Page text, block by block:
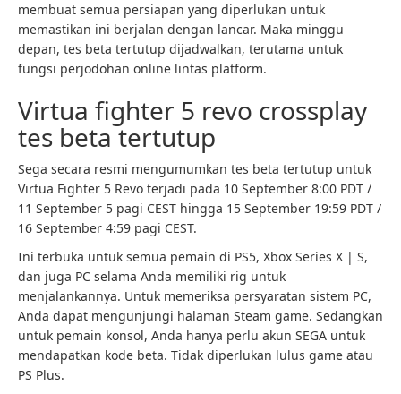
membuat semua persiapan yang diperlukan untuk
memastikan ini berjalan dengan lancar. Maka minggu
depan, tes beta tertutup dijadwalkan, terutama untuk
fungsi perjodohan online lintas platform.
Virtua fighter 5 revo crossplay
tes beta tertutup
Sega secara resmi mengumumkan tes beta tertutup untuk
Virtua Fighter 5 Revo terjadi pada 10 September 8:00 PDT /
11 September 5 pagi CEST hingga 15 September 19:59 PDT /
16 September 4:59 pagi CEST.
Ini terbuka untuk semua pemain di PS5, Xbox Series X | S,
dan juga PC selama Anda memiliki rig untuk
menjalankannya. Untuk memeriksa persyaratan sistem PC,
Anda dapat mengunjungi halaman Steam game. Sedangkan
untuk pemain konsol, Anda hanya perlu akun SEGA untuk
mendapatkan kode beta. Tidak diperlukan lulus game atau
PS Plus.